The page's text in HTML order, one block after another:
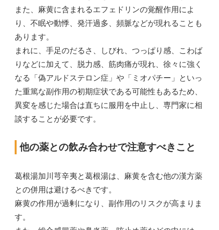
また、麻黄に含まれるエフェドリンの覚醒作用によ
り、不眠や動悸、発汗過多、頻脈などが現れることも
あります。
まれに、手足のだるさ、しびれ、つっぱり感、こわば
りなどに加えて、脱力感、筋肉痛が現れ、徐々に強く
なる「偽アルドステロン症」や「ミオパチー」といっ
た重篤な副作用の初期症状である可能性もあるため、
異変を感じた場合は直ちに服用を中止し、専門家に相
談することが必要です。
他の薬との飲み合わせで注意すべきこと
葛根湯加川芎辛夷と葛根湯は、麻黄を含む他の漢方薬
との併用は避けるべきです。
麻黄の作用が過剰になり、副作用のリスクが高まりま
す。